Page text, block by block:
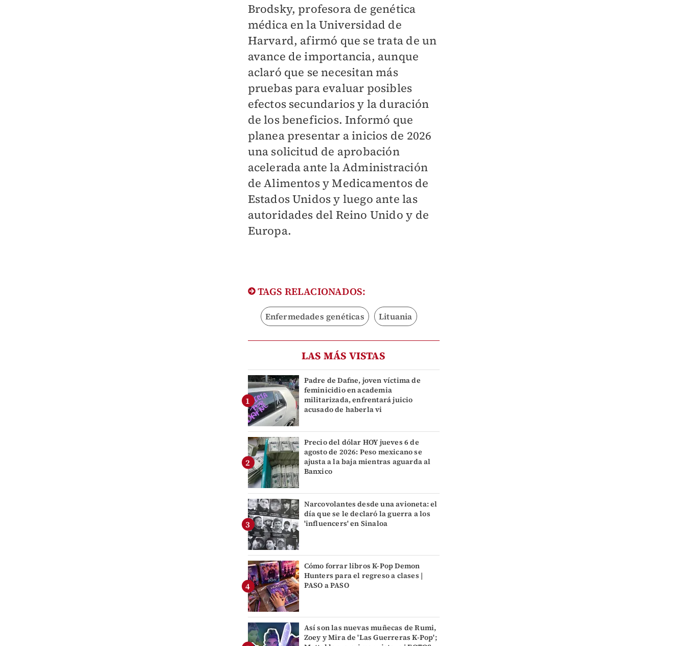
Brodsky, profesora de genética
médica en la Universidad de
Harvard, afirmó que se trata de un
avance de importancia, aunque
aclaró que se necesitan más
pruebas para evaluar posibles
efectos secundarios y la duración
de los beneficios. Informó que
planea presentar a inicios de 2026
una solicitud de aprobación
acelerada ante la Administración
de Alimentos y Medicamentos de
Estados Unidos y luego ante las
autoridades del Reino Unido y de
Europa.
TAGS RELACIONADOS:
Enfermedades genéticas Lituania
LAS MÁS VISTAS
Padre de Dafne, joven víctima de
feminicidio en academia
militarizada, enfrentará juicio
acusado de haberla vi
Precio del dólar HOY jueves 6 de
agosto de 2026: Peso mexicano se
ajusta a la baja mientras aguarda al
Banxico
Narcovolantes desde una avioneta: el
día que se le declaró la guerra a los
'influencers' en Sinaloa
Cómo forrar libros K-Pop Demon
Hunters para el regreso a clases |
PASO a PASO
Así son las nuevas muñecas de Rumi,
Zoey y Mira de 'Las Guerreras K-Pop';